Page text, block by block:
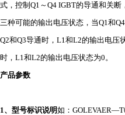
式，控制Q1～Q4 IGBT的导通和关
三种可能的输出电压状态，当Q1和
Q2和Q3导通时，L1和L2的输出电压
时，L1和L2的输出电压状态为0。
产品参数
1、型号标识说明如：